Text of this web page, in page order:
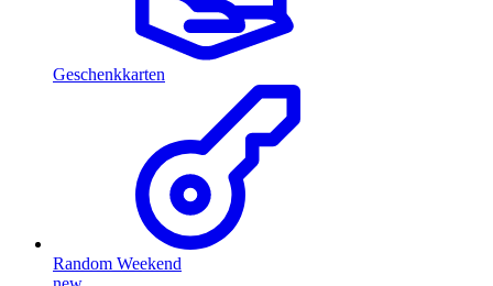
Geschenkkarten
Random Weekend